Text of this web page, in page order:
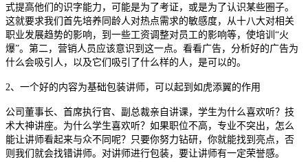
式提高他们的识字能力，可能是为了考证，或是为了认识某些圈子。
这就要求我们首先培养同龄人对热点需求的敏感度，从十八大对相关
职业发展趋势的影响，到一些工资调整对员工的影响等，使培训 “火
爆”。第二，营销人员应该意识到这一点。看看广告，分析好的广告为
什么会吸引人，以及它们吸引了什么样的人，是可以的。
2、一个好的内容为基础包装讲师，可以起到如虎添翼的作用
公司董事长、首席执行官、副总裁亲自讲课，学生为什么喜欢听？技
术大神讲座。为什么学生喜欢听？如果职位不高，专业不突出，怎么
能让讲师看起来与众不同呢？只要你努力钻研，你就能找到亮点，否
则我们就会找错讲师。对讲师进行包装，要让讲师有一定荣誉感。